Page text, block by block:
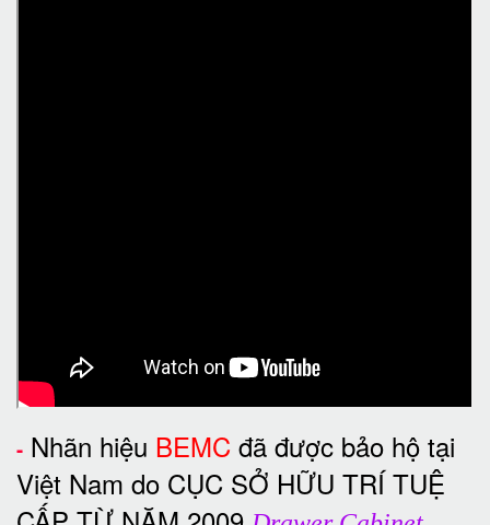
- Nhãn hiệu BEMC đã được bảo hộ tại
Việt Nam do CỤC SỞ HỮU TRÍ TUỆ